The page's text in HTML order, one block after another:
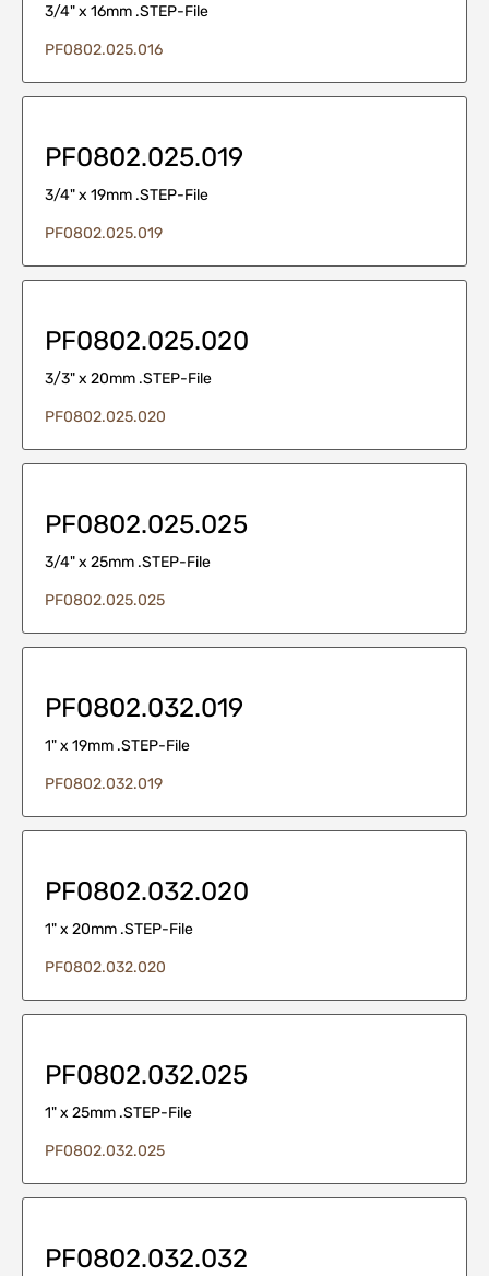
3/4" x 16mm .STEP-File
PF0802.025.016
PF0802.025.019
3/4" x 19mm .STEP-File
PF0802.025.019
PF0802.025.020
3/3" x 20mm .STEP-File
PF0802.025.020
PF0802.025.025
3/4" x 25mm .STEP-File
PF0802.025.025
PF0802.032.019
1" x 19mm .STEP-File
PF0802.032.019
PF0802.032.020
1" x 20mm .STEP-File
PF0802.032.020
PF0802.032.025
1" x 25mm .STEP-File
PF0802.032.025
PF0802.032.032